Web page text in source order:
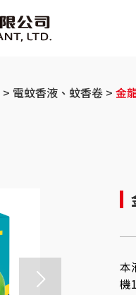
電蚊香液、蚊香卷 金
本
機